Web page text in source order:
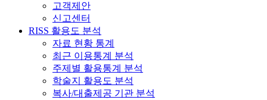
고객제안
신고센터
RISS 활용도 분석
자료 현황 통계
최근 이용통계 분석
주제별 활용통계 분석
학술지 활용도 분석
복사/대출제공 기관 분석